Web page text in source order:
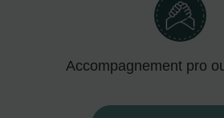
Accompagnement pro